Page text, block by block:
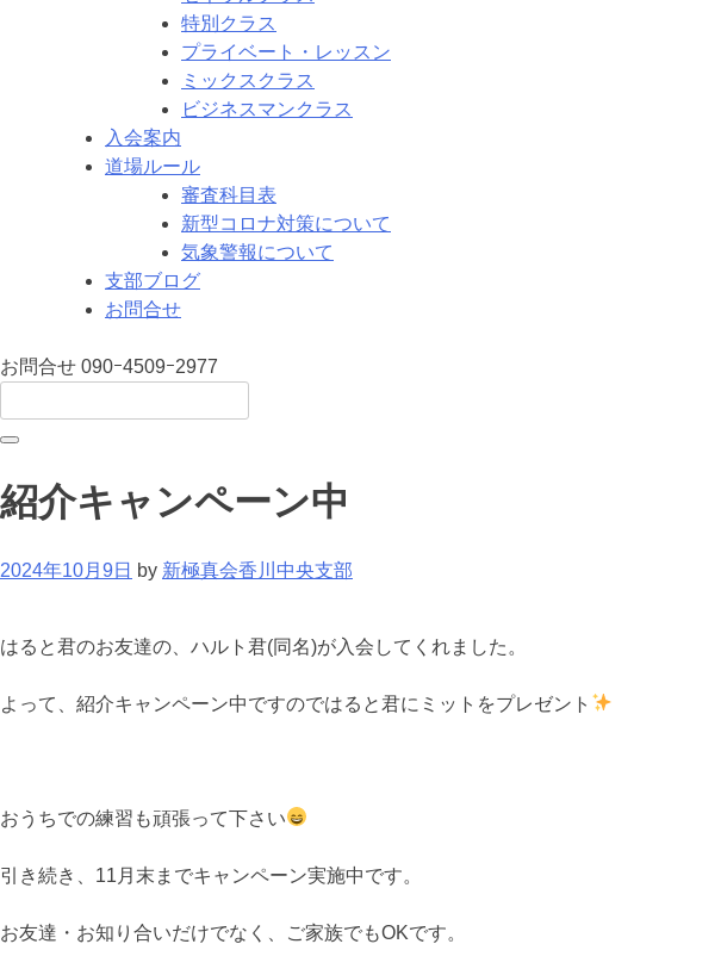
特別クラス
プライベート・レッスン
ミックスクラス
ビジネスマンクラス
入会案内
道場ルール
審査科目表
新型コロナ対策について
気象警報について
支部ブログ
お問合せ
お問合せ 090ｰ4509ｰ2977
紹介キャンペーン中
2024年10月9日 by 新極真会香川中央支部
はると君のお友達の、ハルト君(同名)が入会してくれました。
よって、紹介キャンペーン中ですのではると君にミットをプレゼント
おうちでの練習も頑張って下さい
引き続き、11月末までキャンペーン実施中です。
お友達・お知り合いだけでなく、ご家族でもOKです。